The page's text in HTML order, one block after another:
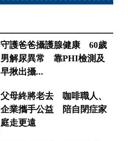
守護爸爸攝護腺健康 60歲
男解尿異常 靠PHI檢測及
早揪出攝...
父母終將老去 咖啡職人、
企業攜手公益 陪自閉症家
庭走更遠